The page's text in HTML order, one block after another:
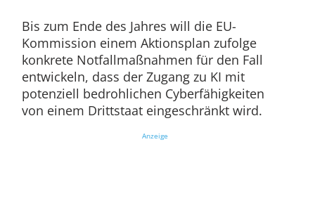
Bis zum Ende des Jahres will die EU-
Kommission einem Aktionsplan zufolge
konkrete Notfallmaßnahmen für den Fall
entwickeln, dass der Zugang zu KI mit
potenziell bedrohlichen Cyberfähigkeiten
von einem Drittstaat eingeschränkt wird.
Anzeige